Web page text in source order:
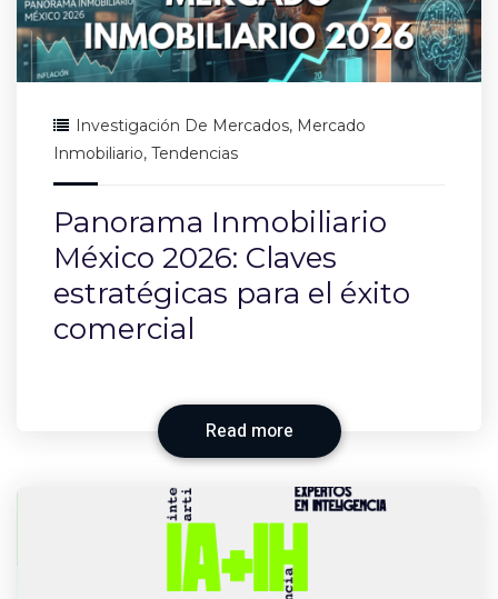
Investigación De Mercados, Mercado
Inmobiliario, Tendencias
Panorama Inmobiliario
México 2026: Claves
estratégicas para el éxito
comercial
Read more